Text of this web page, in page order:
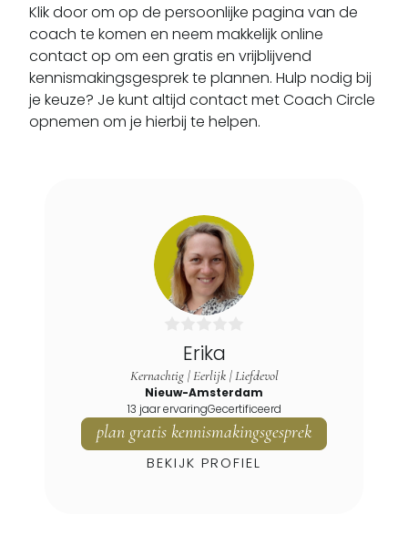
Drouwenerveen
Dwingeloo
Eelde
Eelderwolde
Een
Eexterveensche Kanaal
Klik door om op de persoonlijke pagina van de
coach te komen en neem makkelijk online
contact op om een gratis en vrijblijvend
kennismakingsgesprek te plannen. Hulp nodig bij
je keuze? Je kunt altijd contact met Coach Circle
opnemen om je hierbij te helpen.
Erika
Kernachtig | Eerlijk | Liefdevol
Nieuw-Amsterdam
13 jaar ervaringGecertificeerd
plan gratis kennismakingsgesprek
BEKIJK PROFIEL